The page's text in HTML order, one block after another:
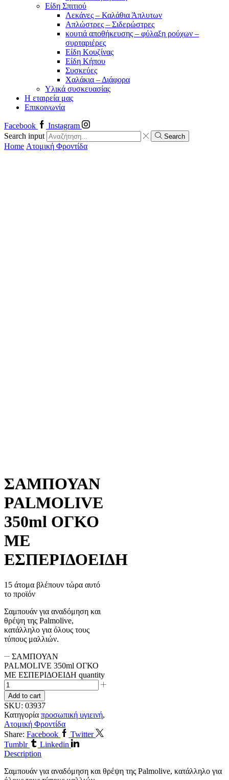
Είδη Σπιτιού
Λεκάνες – Καλάθια Άπλυτων
Απλώστρες – Σιδερώστρες
κουτιά αποθήκευσης – φύλαξη ρούχων –
συρταριέρες
Είδη Κουζίνας
Είδη Κήπου
Συσκεύες
Χαλάκια – Διάφορα
Yλικά συσκευασίας
Η εταιρεία μας
Επικοινωνία
Facebook
Instagram
Search input
Search
Home Ατομική Φροντίδα
ΣΑΜΠΟΥΑΝ
PALMOLIVE
350ml ΟΓΚΟ
ΜΕ
ΕΣΠΕΡΙΔΟΕΙΔΗ
15 άτομα βλέπουν τώρα αυτό
το προϊόν
Σαμπουάν για αναδόμηση και
θρέψη της Palmolive,
κατάλληλο για όλους τους
τύπους μαλλιών.
ΣΑΜΠΟΥΑΝ
PALMOLIVE 350ml ΟΓΚΟ
ΜΕ ΕΣΠΕΡΙΔΟΕΙΔΗ quantity
Add to cart
SKU: 03937
Κατηγορία προσωπική υγιεινή,
Ατομική Φροντίδα
Share: Facebook
Twitter
Tumblr
Linkedin
Description
Σαμπουάν για αναδόμηση και θρέψη της Palmolive, κατάλληλο για